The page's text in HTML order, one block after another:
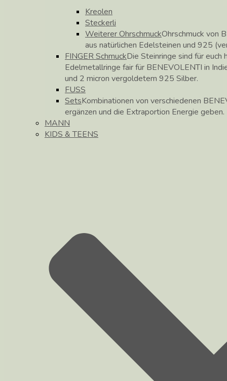
Kreolen
Steckerli
Weiterer OhrschmuckOhrschmuck von
aus natürlichen Edelsteinen und 925
FINGER SchmuckDie Steinringe sind für
Edelmetallringe fair für BENEVOLENTI in
und 2 micron vergoldetem 925 Silber.
FUSS
SetsKombinationen von verschiedenen
ergänzen und die Extraportion Energie geben.
MANN
KIDS & TEENS